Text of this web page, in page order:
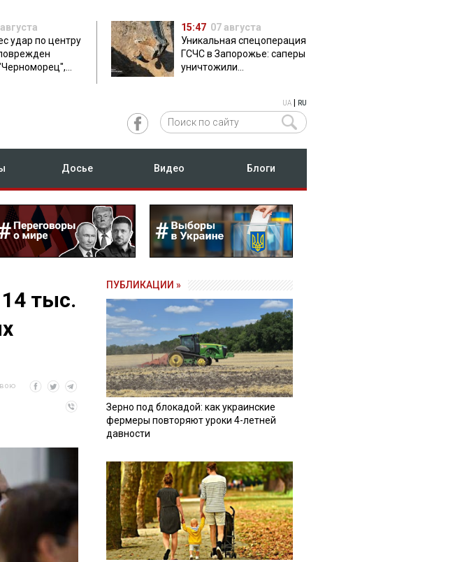
удар по центру
15:47 07 августа
Уникальная спецоперация
ГСЧС в Запорожье: саперы
уничтожили
UA RU
Досье Видео Блоги
тыс.
ПУБЛИКАЦИИ »
Зерно под блокадой: как украинские
фермеры повторяют уроки 4-летней
давности